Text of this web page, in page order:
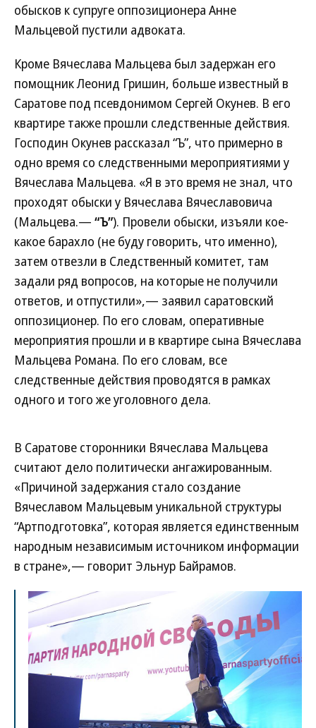
обысков к супруге оппозиционера Анне
Мальцевой пустили адвоката.
Кроме Вячеслава Мальцева был задержан его
помощник Леонид Гришин, больше известный в
Саратове под псевдонимом Сергей Окунев. В его
квартире также прошли следственные действия.
Господин Окунев рассказал “Ъ”, что примерно в
одно время со следственными мероприятиями у
Вячеслава Мальцева. «Я в это время не знал, что
проходят обыски у Вячеслава Вячеславовича
(Мальцева.— “Ъ”). Провели обыски, изъяли кое-
какое барахло (не буду говорить, что именно),
затем отвезли в Следственный комитет, там
задали ряд вопросов, на которые не получили
ответов, и отпустили»,— заявил саратовский
оппозиционер. По его словам, оперативные
мероприятия прошли и в квартире сына Вячеслава
Мальцева Романа. По его словам, все
следственные действия проводятся в рамках
одного и того же уголовного дела.
В Саратове сторонники Вячеслава Мальцева
считают дело политически ангажированным.
«Причиной задержания стало создание
Вячеславом Мальцевым уникальной структуры
“Артподготовка”, которая является единственным
народным независимым источником информации
в стране»,— говорит Эльнур Байрамов.